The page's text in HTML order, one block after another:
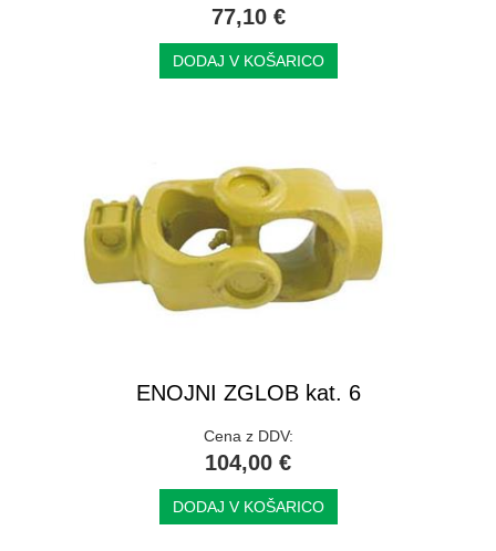
77,10 €
DODAJ V KOŠARICO
ENOJNI ZGLOB kat. 6
Cena z DDV:
104,00 €
DODAJ V KOŠARICO